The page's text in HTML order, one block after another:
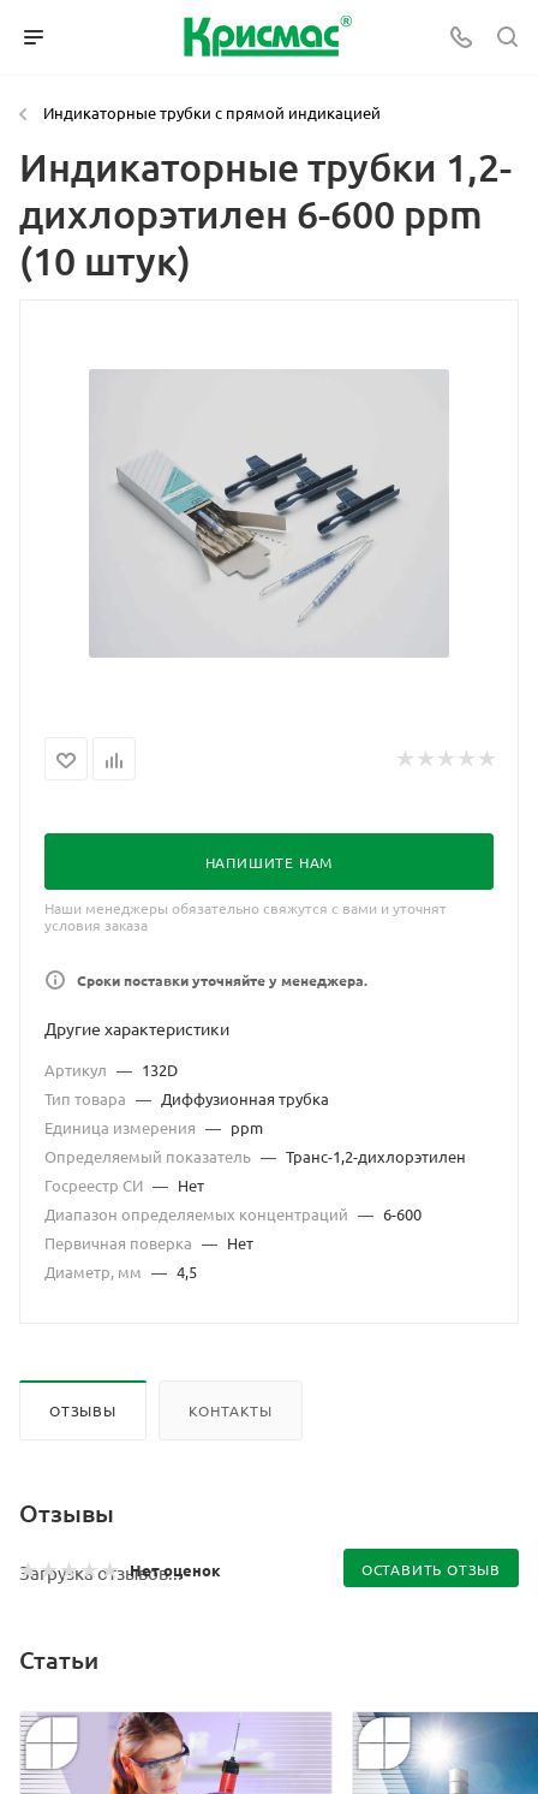
Индикаторные трубки с прямой индикацией
Индикаторные трубки 1,2-
дихлорэтилен 6-600 ppm
(10 штук)
НАПИШИТЕ НАМ
Наши менеджеры обязательно свяжутся с вами и уточнят
условия заказа
Сроки поставки уточняйте у менеджера.
Другие характеристики
Артикул — 132D
Тип товара — Диффузионная трубка
Единица измерения — ppm
Определяемый показатель — Транс-1,2-дихлорэтилен
Госреестр СИ — Нет
Диапазон определяемых концентраций — 6-600
Первичная поверка — Нет
Диаметр, мм — 4,5
ОТЗЫВЫ КОНТАКТЫ
Отзывы
Нет оценок ОСТАВИТЬ ОТЗЫВ
Загрузка отзывов...
Статьи